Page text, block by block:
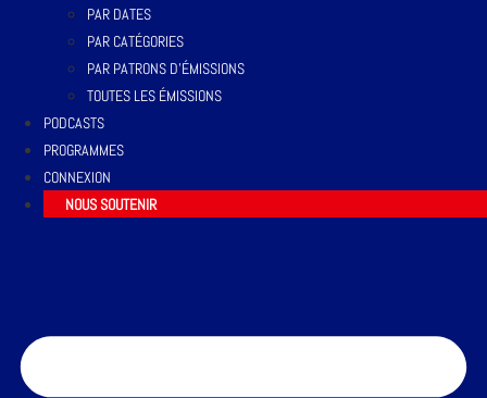
PAR DATES
PAR CATÉGORIES
PAR PATRONS D’ÉMISSIONS
TOUTES LES ÉMISSIONS
PODCASTS
PROGRAMMES
CONNEXION
NOUS SOUTENIR